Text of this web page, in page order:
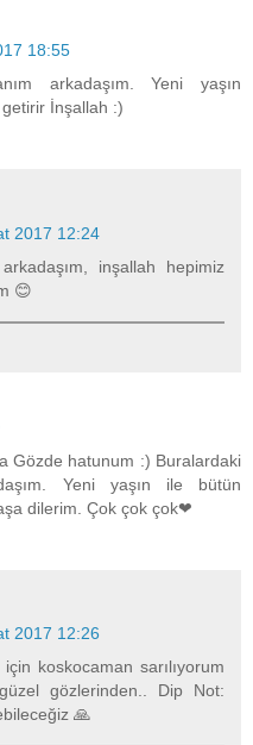
18:55
arkadaşım. Yeni yaşın
İnşallah :)
2017 12:24
inşallah hepimiz
😊
Gözde hatunum :) Buralardaki
Yeni yaşın ile bütün
dilerim. Çok çok çok❤
2017 12:26
koskocaman sarılıyorum
gözlerinden.. Dip Not:
🙏